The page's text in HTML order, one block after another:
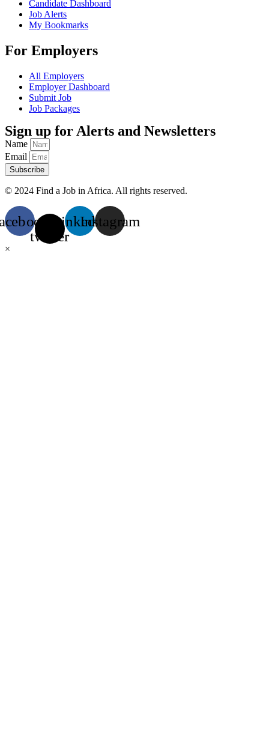
Candidate Dashboard
Job Alerts
My Bookmarks
For Employers
All Employers
Employer Dashboard
Submit Job
Job Packages
Sign up for Alerts and Newsletters
Name
Email
Subscribe
© 2024 Find a Job in Africa. All rights reserved.
X-
twitter
Linkedin
Instagram
×